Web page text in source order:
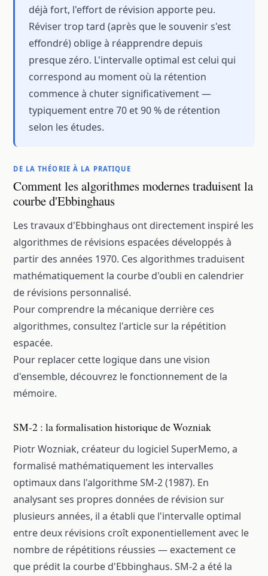
déjà fort, l'effort de révision apporte peu.
Réviser trop tard (après que le souvenir s'est
effondré) oblige à réapprendre depuis
presque zéro. L'intervalle optimal est celui qui
correspond au moment où la rétention
commence à chuter significativement —
typiquement entre 70 et 90 % de rétention
selon les études.
DE LA THÉORIE À LA PRATIQUE
Comment les algorithmes modernes traduisent la
courbe d'Ebbinghaus
Les travaux d'Ebbinghaus ont directement inspiré les
algorithmes de révisions espacées développés à
partir des années 1970. Ces algorithmes traduisent
mathématiquement la courbe d'oubli en calendrier
de révisions personnalisé.
Pour comprendre la mécanique derrière ces
algorithmes, consultez l'article sur la répétition
espacée.
Pour replacer cette logique dans une vision
d'ensemble, découvrez le fonctionnement de la
mémoire.
SM-2 : la formalisation historique de Wozniak
Piotr Wozniak, créateur du logiciel SuperMemo, a
formalisé mathématiquement les intervalles
optimaux dans l'algorithme SM-2 (1987). En
analysant ses propres données de révision sur
plusieurs années, il a établi que l'intervalle optimal
entre deux révisions croît exponentiellement avec le
nombre de répétitions réussies — exactement ce
que prédit la courbe d'Ebbinghaus. SM-2 a été la